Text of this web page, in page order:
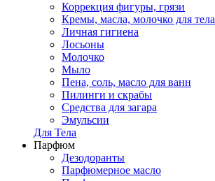
Коррекция фигуры, грязи
Кремы, масла, молочко для тела
Личная гигиена
Лосьоны
Молочко
Мыло
Пена, соль, масло для ванн
Пилинги и скрабы
Средства для загара
Эмульсии
Для Тела
Парфюм
Дезодоранты
Парфюмерное масло